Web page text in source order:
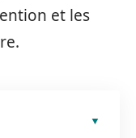
et les